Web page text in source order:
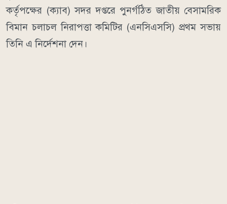
কর্তৃপক্ষের (ক্যাব) সদর দপ্তরে পুনর্গঠিত জাতীয় বেসামরিক
বিমান চলাচল নিরাপত্তা কমিটির (এনসিএসসি) প্রথম সভায়
তিনি এ নির্দেশনা দেন।